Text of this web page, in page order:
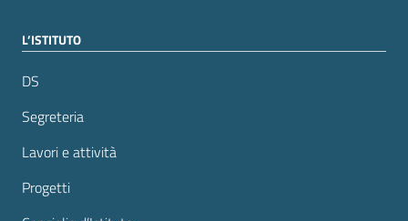
L’ISTITUTO
DS
Segreteria
Lavori e attività
Progetti